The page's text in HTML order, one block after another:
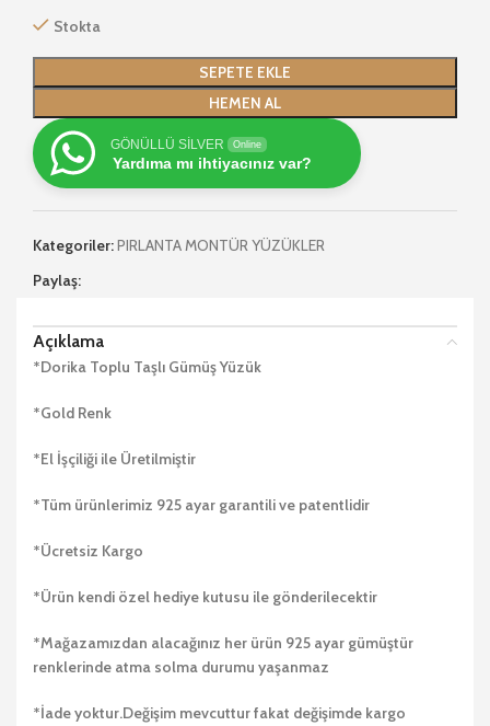
Stokta
SEPETE EKLE
HEMEN AL
GÖNÜLLÜ SİLVER Online
Yardıma mı ihtiyacınız var?
Kategoriler:PIRLANTA MONTÜR YÜZÜKLER
Paylaş:
Açıklama
*Dorika Toplu Taşlı Gümüş Yüzük
*Gold Renk
*El İşçiliği ile Üretilmiştir
*Tüm ürünlerimiz 925 ayar garantili ve patentlidir
*Ücretsiz Kargo
*Ürün kendi özel hediye kutusu ile gönderilecektir
*Mağazamızdan alacağınız her ürün 925 ayar gümüştür
renklerinde atma solma durumu yaşanmaz
*İade yoktur.Değişim mevcuttur fakat değişimde kargo